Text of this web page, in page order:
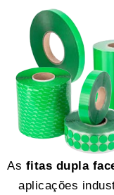
As fitas dupla
aplicações